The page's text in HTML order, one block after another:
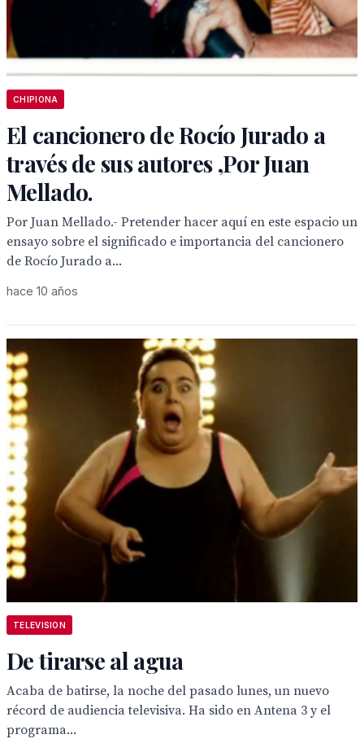
CHIPIONA
El cancionero de Rocío Jurado a
través de sus autores ,Por Juan
Mellado.
Por Juan Mellado.- Pretender hacer aquí en este espacio un
ensayo sobre el significado e importancia del cancionero
de Rocío Jurado a...
hace 10 años
TELEVISION
De tirarse al agua
Acaba de batirse, la noche del pasado lunes, un nuevo
récord de audiencia televisiva. Ha sido en Antena 3 y el
programa...